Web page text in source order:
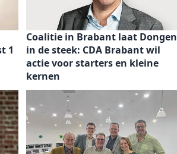
1
Coalitie in Brabant laat Dongen
in de steek: CDA Brabant wil
actie voor starters en kleine
kernen